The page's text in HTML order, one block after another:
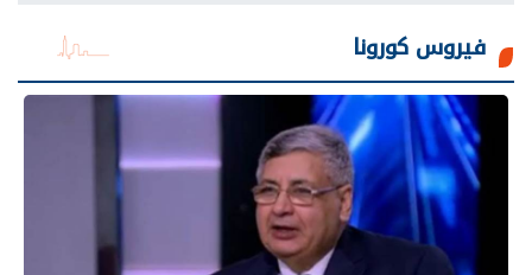
فيروس كورونا